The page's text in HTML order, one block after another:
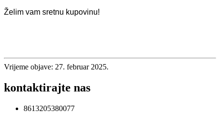
Želim vam sretnu kupovinu!
Vrijeme objave: 27. februar 2025.
kontaktirajte nas
8613205380077